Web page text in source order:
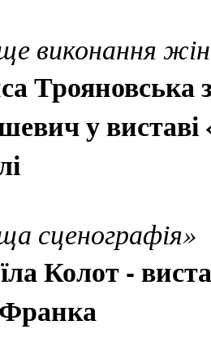
виконання
Трояновська
у виставі
сценографія»
Колот -
Франка